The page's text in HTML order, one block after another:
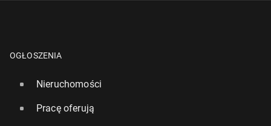
OGŁOSZENIA
Nieruchomości
Pracę oferują